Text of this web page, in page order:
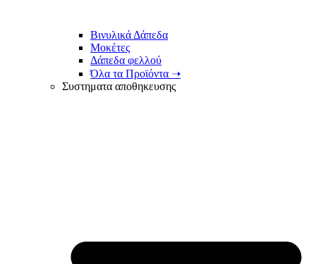
Βινυλικά Δάπεδα
Μοκέτες
Δάπεδα φελλού
Όλα τα Προϊόντα ➝
Συστηματα αποθηκευσης